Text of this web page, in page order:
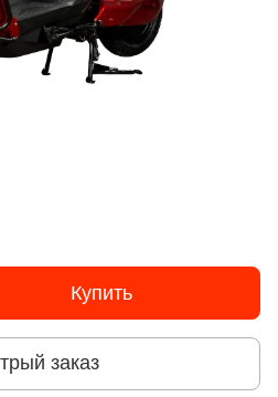
Купить
заказ